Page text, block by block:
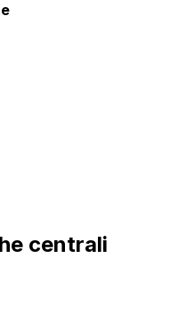
centrali